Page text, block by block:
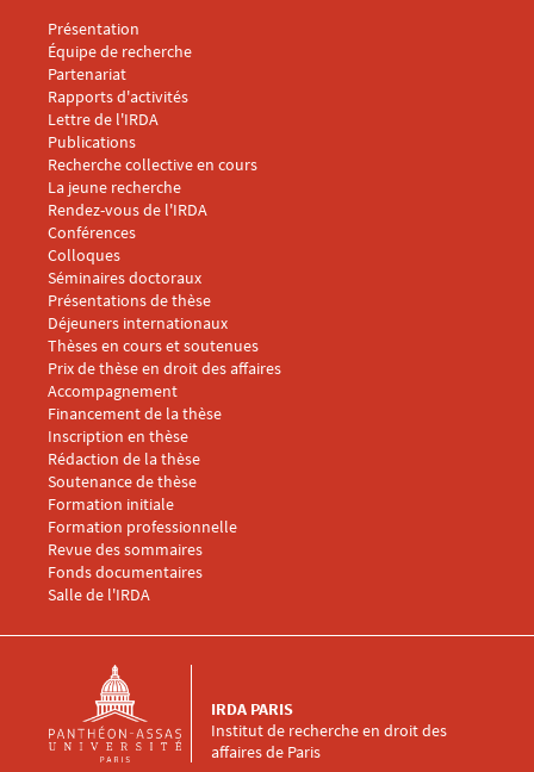
Menu footer IRDA 1
Présentation
Équipe de recherche
Partenariat
Rapports d'activités
Lettre de l'IRDA
Menu footer IRDA 2
Publications
Recherche collective en cours
La jeune recherche
Rendez-vous de l'IRDA
Conférences
Menu footer IRDA 3
Colloques
Séminaires doctoraux
Présentations de thèse
Déjeuners internationaux
Thèses en cours et soutenues
Prix de thèse en droit des affaires
Menu footer IRDA 4
Accompagnement
Financement de la thèse
Inscription en thèse
Rédaction de la thèse
Soutenance de thèse
Menu footer IRDA 5
Formation initiale
Formation professionnelle
Revue des sommaires
Fonds documentaires
Salle de l'IRDA
Institut de recherche en droit des
affaires de Paris
IRDA PARIS